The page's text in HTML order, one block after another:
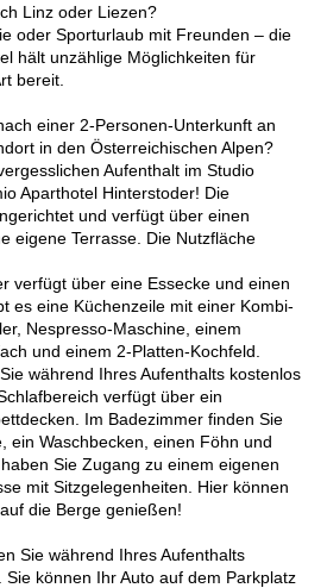
Linz oder Liezen?
oder Sporturlaub mit Freunden – die
hält unzählige Möglichkeiten für
bereit.
einer 2-Personen-Unterkunft an
in den Österreichischen Alpen?
Aufenthalt im Studio
Aparthotel Hinterstoder! Die
und verfügt über einen
eigene Terrasse. Die Nutzfläche
verfügt über eine Essecke und einen
es eine Küchenzeile mit einer Kombi-
Nespresso-Maschine, einem
und einem 2-Platten-Kochfeld.
während Ihres Aufenthalts kostenlos
verfügt über ein
Im Badezimmer finden Sie
ein Waschbecken, einen Föhn und
Sie Zugang zu einem eigenen
mit Sitzgelegenheiten. Hier können
die Berge genießen!
Sie während Ihres Aufenthalts
Sie können Ihr Auto auf dem Parkplatz